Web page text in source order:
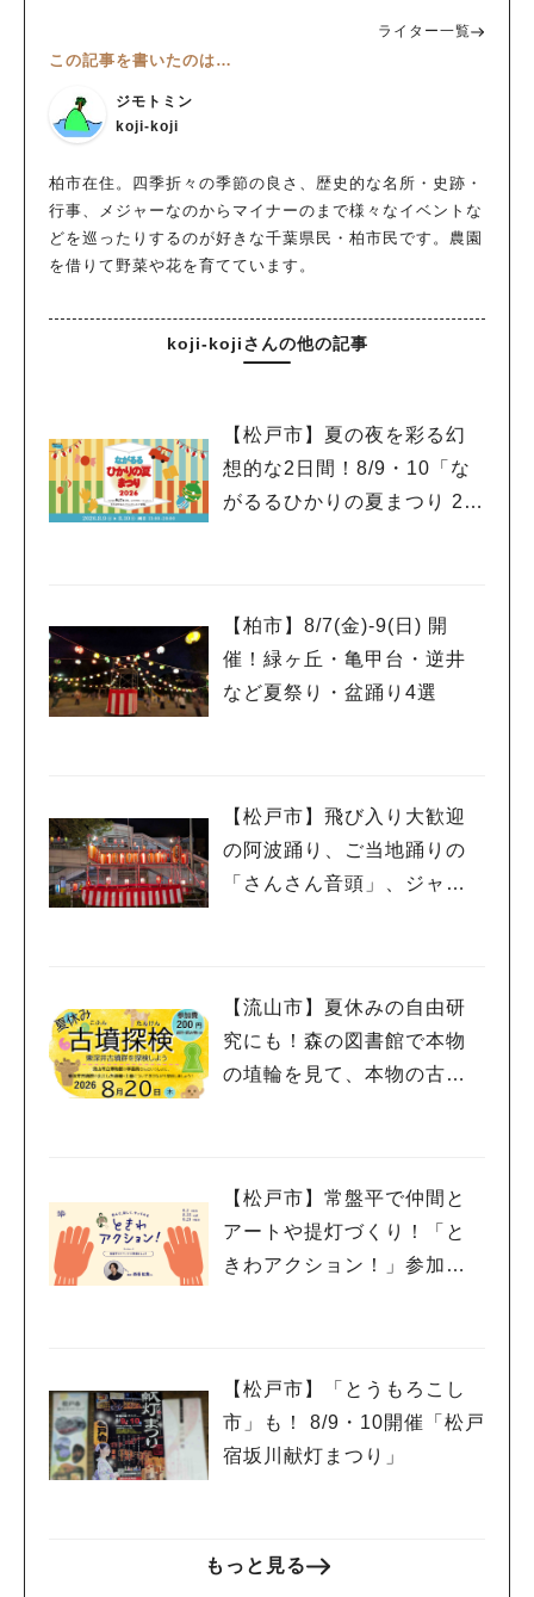
ライター一覧
この記事を書いたのは…
ジモトミン
koji-koji
柏市在住。四季折々の季節の良さ、歴史的な名所・史跡・
行事、メジャーなのからマイナーのまで様々なイベントな
どを巡ったりするのが好きな千葉県民・柏市民です。農園
を借りて野菜や花を育てています。
koji-kojiさんの他の記事
【松戸市】夏の夜を彩る幻
想的な2日間！8/9・10「な
がるるひかりの夏まつり 20
【柏市】8/7(金)‐9(日) 開
催！緑ヶ丘・亀甲台・逆井
など夏祭り・盆踊り4選
【松戸市】飛び入り大歓迎
の阿波踊り、ご当地踊りの
「さんさん音頭」、ジャ
【流山市】夏休みの自由研
究にも！森の図書館で本物
の埴輪を見て、本物の古墳
【松戸市】常盤平で仲間と
アートや提灯づくり！「と
きわアクション！」参加者
【松戸市】「とうもろこし
市」も！ 8/9・10開催「松戸
宿坂川献灯まつり」
もっと見る